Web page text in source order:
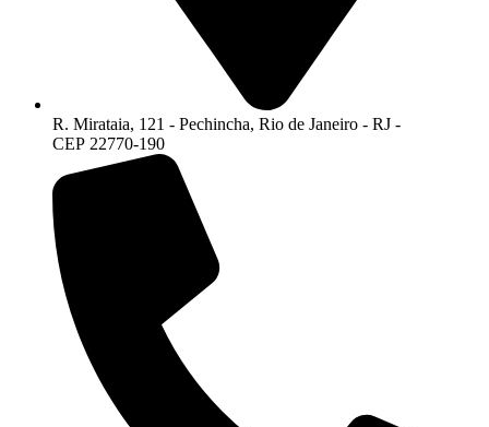
R. Mirataia, 121 - Pechincha, Rio de Janeiro - RJ -
CEP 22770-190